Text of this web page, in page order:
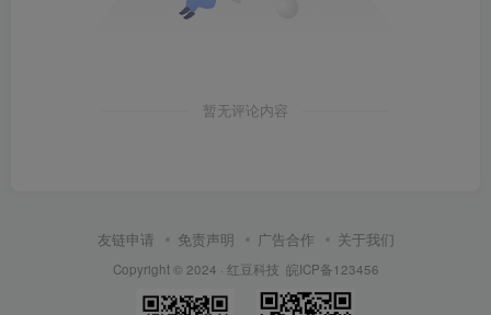
暂无评论内容
友链申请 免责声明 广告合作 关于我们
Copyright © 2024 · 红豆科技 皖ICP备123456